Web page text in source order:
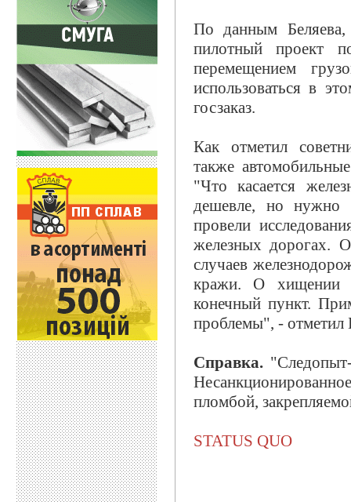
По данным Беляева,
пилотный проект
перемещением
использоваться в
госзаказ.
Как отметил
также
"Что касается
дешевле, но нужно
провели
железных дорогах.
случаев
кражи. О хищении
конечный пункт.
проблемы", - отметил
Справка.
пломбой,
STATUS QUO